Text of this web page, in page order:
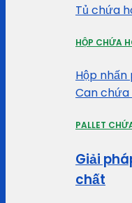
Tủ chứa
HỘP CHỨA
Hộp
Can
PALLET
Giải
chất